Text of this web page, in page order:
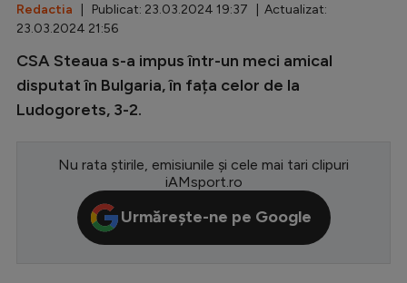
Clasamente
Champions League
Conference League
CM 2026
Premier League
Redactia | Publicat: 23.03.2024 19:37 | Actualizat:
23.03.2024 21:56
CSA Steaua s-a impus într-un meci amical
disputat în Bulgaria, în fața celor de la
Ludogorets, 3-2.
Nu rata știrile, emisiunile și cele mai tari clipuri
iAMsport.ro
Urmărește-ne pe Google